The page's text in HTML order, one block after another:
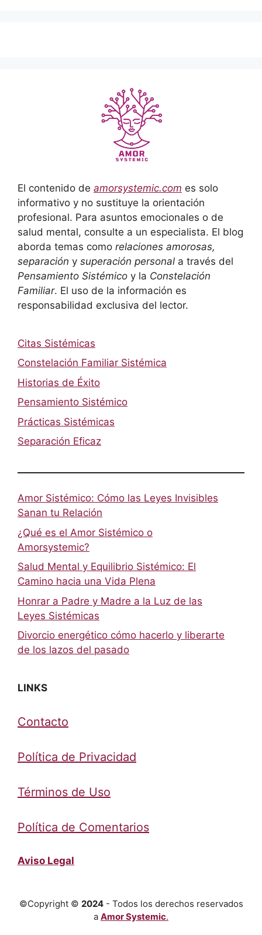
El contenido de amorsystemic.com es solo
informativo y no sustituye la orientación
profesional. Para asuntos emocionales o de
salud mental, consulte a un especialista. El blog
aborda temas como relaciones amorosas,
separación y superación personal a través del
Pensamiento Sistémico y la Constelación
Familiar. El uso de la información es
responsabilidad exclusiva del lector.
Citas Sistémicas
Constelación Familiar Sistémica
Historias de Éxito
Pensamiento Sistémico
Prácticas Sistémicas
Separación Eficaz
Amor Sistémico: Cómo las Leyes Invisibles
Sanan tu Relación
¿Qué es el Amor Sistémico o
Amorsystemic?
Salud Mental y Equilibrio Sistémico: El
Camino hacia una Vida Plena
Honrar a Padre y Madre a la Luz de las
Leyes Sistémicas
Divorcio energético cómo hacerlo y liberarte
de los lazos del pasado
LINKS
Contacto
Política de Privacidad
Términos de Uso
Política de Comentarios
Aviso Legal
©Copyright © 2024- Todos los derechos reservados
a Amor Systemic.